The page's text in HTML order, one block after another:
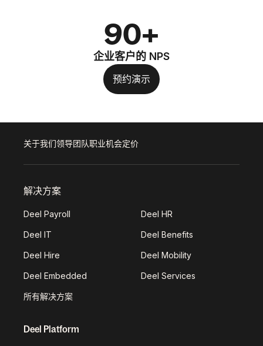
90+
企业客户的 NPS
预约演示
关于我们领导团队职业机会定价
解决方案
Deel Payroll Deel HR
Deel IT Deel Benefits
Deel Hire Deel Mobility
Deel Embedded Deel Services
所有解决方案
Deel Platform